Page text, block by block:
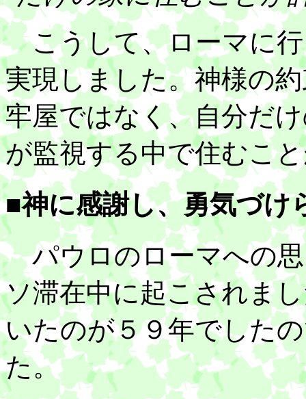
こうして、ローマに行
実現しました。神様の
牢屋ではなく、自分だ
が監視する中で住むこ
■神に感謝し、勇気づけ
パウロのローマへの思
ソ滞在中に起こされま
いたのが５９年でした
た。